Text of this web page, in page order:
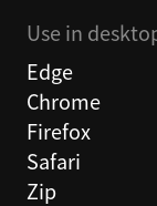
Use in
Edge
Chrome
Firefox
Safari
Zip